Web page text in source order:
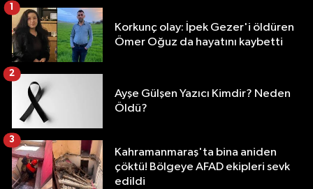
Korkunç olay: İpek Gezer'i öldüren
Ömer Oğuz da hayatını kaybetti
1
Ayşe Gülşen Yazıcı Kimdir? Neden
Öldü?
2
Kahramanmaraş'ta bina aniden
çöktü! Bölgeye AFAD ekipleri sevk
edildi
3